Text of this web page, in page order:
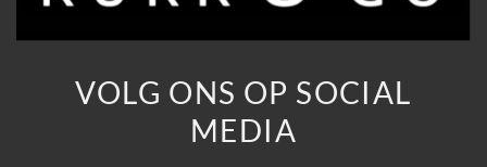
VOLG ONS OP SOCIAL
MEDIA